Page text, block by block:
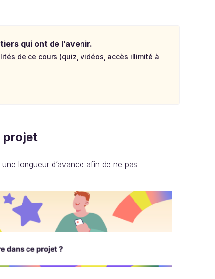
qui ont de l’avenir.
de ce cours (quiz, vidéos, accès illimité à
projet
longueur d’avance afin de ne pas